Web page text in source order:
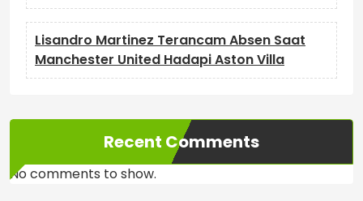
Lisandro Martinez Terancam Absen Saat
Manchester United Hadapi Aston Villa
Recent Comments
No comments to show.